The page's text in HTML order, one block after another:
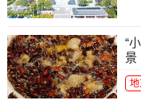
“
景
地